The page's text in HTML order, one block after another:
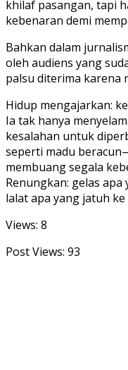
khilaf pasangan, tapi
kebenaran demi
Bahkan dalam
oleh audiens yang
palsu diterima karena
Hidup mengajarkan:
Ia tak hanya
kesalahan untuk
seperti madu
membuang segala
Renungkan: gelas apa
lalat apa yang jatuh
Views: 8
Post Views: 93